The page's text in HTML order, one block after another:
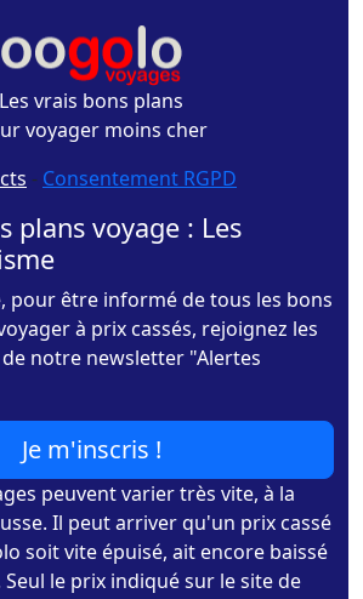
Les vrais bons plans
voyager moins cher
- Consentement RGPD
plans voyage : Les
pour être informé de tous les bons
à prix cassés, rejoignez les
notre newsletter "Alertes
Je m'inscris !
peuvent varier très vite, à la
Il peut arriver qu'un prix cassé
soit vite épuisé, ait encore baissé
le prix indiqué sur le site de